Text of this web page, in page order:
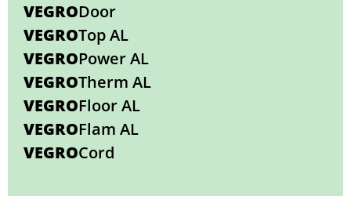
VEGRODoor
VEGROTop AL
VEGROPower AL
VEGROTherm AL
VEGROFloor AL
VEGROFlam AL
VEGROCord